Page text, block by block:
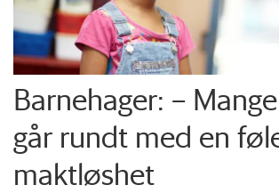
Barnehager: –
går rundt med en
maktløshet